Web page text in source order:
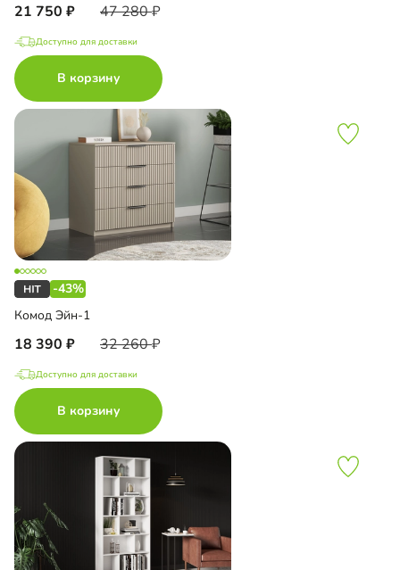
21 750 47 280
Доступно для доставки
В корзину
-43%
Комод Эйн-1
18 390 32 260
Доступно для доставки
В корзину